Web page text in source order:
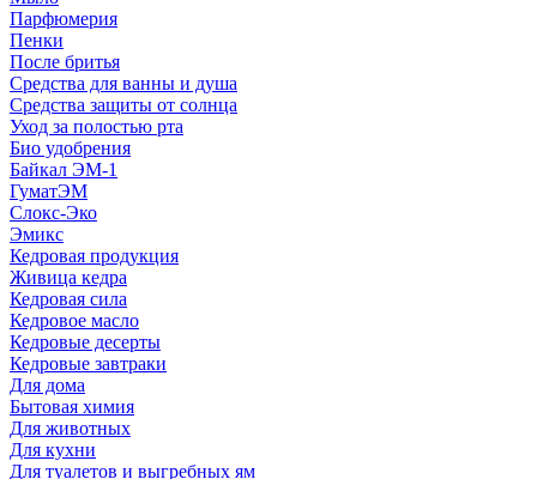
Парфюмерия
Пенки
После бритья
Средства для ванны и душа
Средства защиты от солнца
Уход за полостью рта
Био удобрения
Байкал ЭМ-1
ГуматЭМ
Слокс-Эко
Эмикс
Кедровая продукция
Живица кедра
Кедровая сила
Кедровое масло
Кедровые десерты
Кедровые завтраки
Для дома
Бытовая химия
Для животных
Для кухни
Для туалетов и выгребных ям